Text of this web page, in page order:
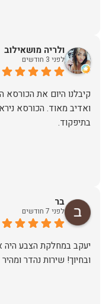
ולריה מושאילוב
לפני 3 חודשים
קיבלנו היום את
ואדיב מאוד. הכורסא
בתיפקוד.
בר
לפני 7 חודשים
יעקב במחלקת הצבע היה
ובחיוך! שירות נהדר ומהיר